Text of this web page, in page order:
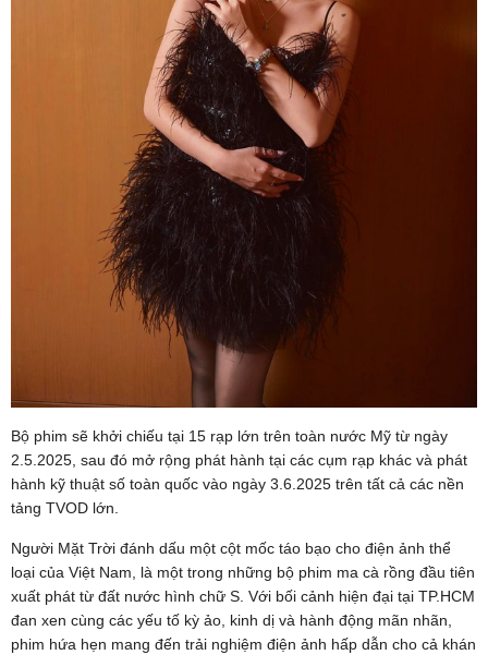
Bộ phim sẽ khởi chiếu tại 15 rạp lớn trên toàn nước Mỹ từ ngày
2.5.2025, sau đó mở rộng phát hành tại các cụm rạp khác và phát
hành kỹ thuật số toàn quốc vào ngày 3.6.2025 trên tất cả các nền
tảng TVOD lớn.
Người Mặt Trời đánh dấu một cột mốc táo bạo cho điện ảnh thể
loại của Việt Nam, là một trong những bộ phim ma cà rồng đầu tiên
xuất phát từ đất nước hình chữ S. Với bối cảnh hiện đại tại TP.HCM
đan xen cùng các yếu tố kỳ ảo, kinh dị và hành động mãn nhãn,
phim hứa hẹn mang đến trải nghiệm điện ảnh hấp dẫn cho cả khán